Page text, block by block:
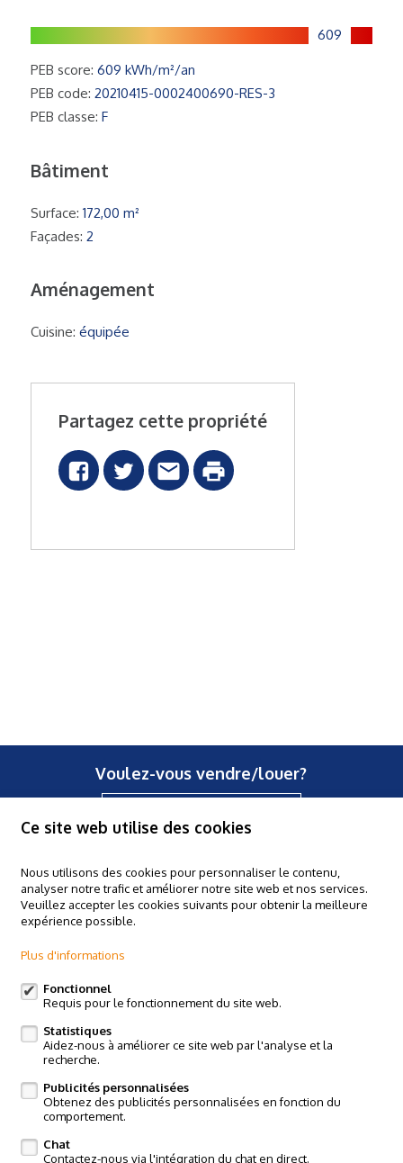
609
PEB score: 609 kWh/m²/an
PEB code: 20210415-0002400690-RES-3
PEB classe: F
Partagez cette propriété
Bâtiment
Surface: 172,00 m²
Façades: 2
Aménagement
Cuisine: équipée
Voulez-vous vendre/louer?
Claes & Willems - Halle
Basiliekstraat 58, 1500 Hal
Edingsesteenweg 364, 9400 Ninove
Claes & Willems - Sint-Pieters-Leeuw
Postweg 119, Vlezenbeek
Suivez-nous sur:
Ce site web utilise des cookies
Nous utilisons des cookies pour personnaliser le contenu,
analyser notre trafic et améliorer notre site web et nos services.
Veuillez accepter les cookies suivants pour obtenir la meilleure
expérience possible.
Plus d'informations
Fonctionnel
Requis pour le fonctionnement du site web.
Statistiques
Aidez-nous à améliorer ce site web par l'analyse et la
recherche.
Publicités personnalisées
Obtenez des publicités personnalisées en fonction du
comportement.
Chat
Contactez-nous via l'intégration du chat en direct.